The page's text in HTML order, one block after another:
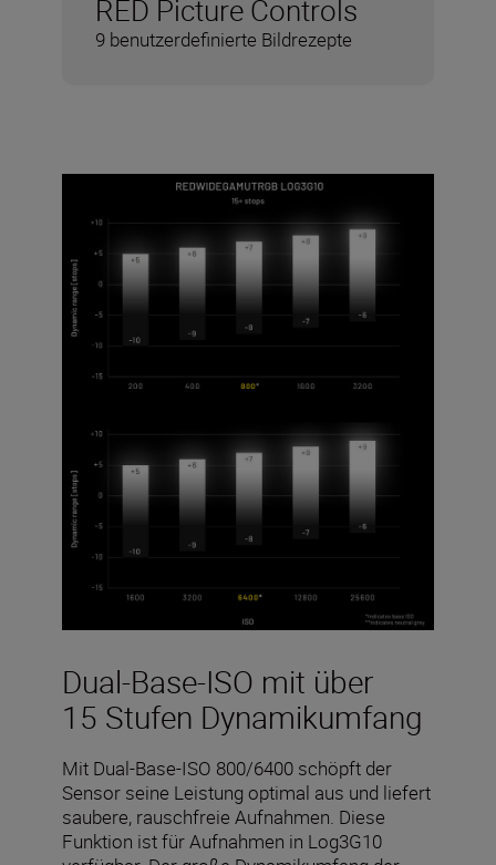
RED Picture Controls
9 benutzerdefinierte Bildrezepte
Dual-Base-ISO mit über
15 Stufen Dynamikumfang
Mit Dual-Base-ISO 800/6400 schöpft der
Sensor seine Leistung optimal aus und liefert
saubere, rauschfreie Aufnahmen. Diese
Funktion ist für Aufnahmen in Log3G10